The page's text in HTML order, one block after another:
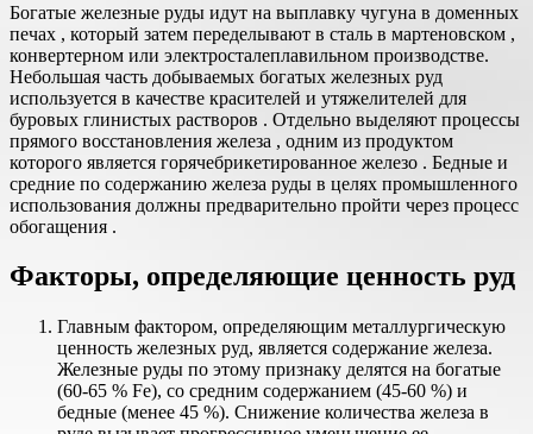
Богатые железные руды идут на выплавку чугуна в доменных
печах , который затем переделывают в сталь в мартеновском ,
конвертерном или электросталеплавильном производстве.
Небольшая часть добываемых богатых железных руд
используется в качестве красителей и утяжелителей для
буровых глинистых растворов . Отдельно выделяют процессы
прямого восстановления железа , одним из продуктом
которого является горячебрикетированное железо . Бедные и
средние по содержанию железа руды в целях промышленного
использования должны предварительно пройти через процесс
обогащения .
Факторы, определяющие ценность руд
Главным фактором, определяющим металлургическую
ценность железных руд, является содержание железа.
Железные руды по этому признаку делятся на богатые
(60-65 % Fe), со средним содержанием (45-60 %) и
бедные (менее 45 %). Снижение количества железа в